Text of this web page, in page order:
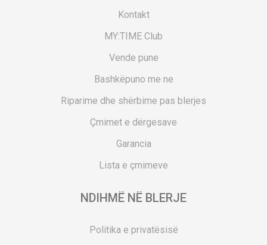
Kontakt
MY:TIME Club
Vende pune
Bashkëpuno me ne
Riparime dhe shërbime pas blerjes
Çmimet e dërgesave
Garancia
Lista e çmimeve
NDIHMË NË BLERJE
Politika e privatësisë